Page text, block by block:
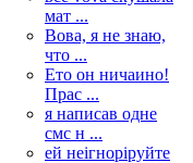
мат ...
Вова, я не знаю,
что ...
Ето он ничаино!
Прас ...
я написав одне
смс н ...
ей неігноріруйте